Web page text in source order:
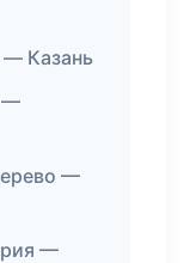
— Казань
—
—
—